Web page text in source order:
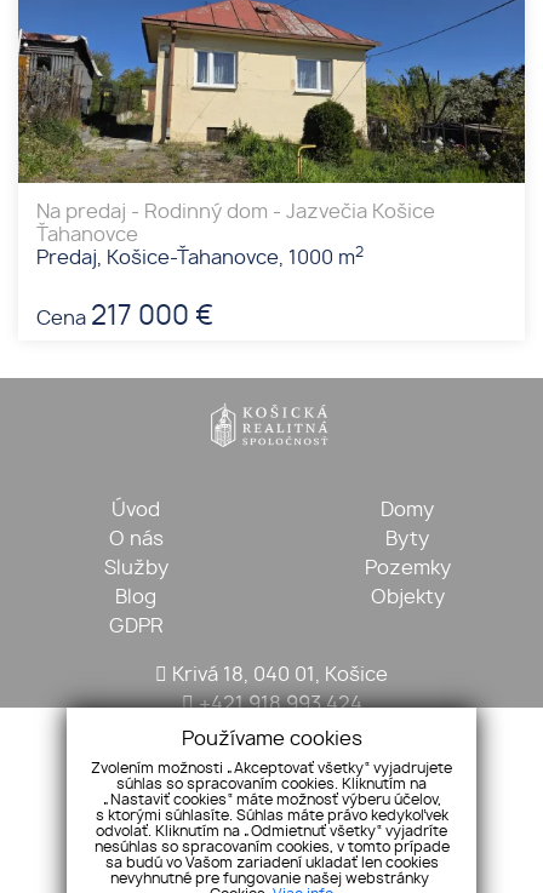
Na predaj - Rodinný dom - Jazvečia Košice
Ťahanovce
Predaj, Košice-Ťahanovce, 1000 m2
Cena 217 000 €
Úvod
O nás
Služby
Blog
GDPR
Domy
Byty
Pozemky
Objekty
Krivá 18, 040 01, Košice
+421 918 993 424
kosickarealitna@gmail.com
Používame cookies
Zvolením možnosti „Akceptovať všetky“ vyjadrujete
súhlas so spracovaním cookies. Kliknutím na
„Nastaviť cookies“ máte možnosť výberu účelov,
s ktorými súhlasíte. Súhlas máte právo kedykoľvek
odvolať. Kliknutím na „Odmietnuť všetky“ vyjadríte
nesúhlas so spracovaním cookies, v tomto prípade
sa budú vo Vašom zariadení ukladať len cookies
nevyhnutné pre fungovanie našej webstránky